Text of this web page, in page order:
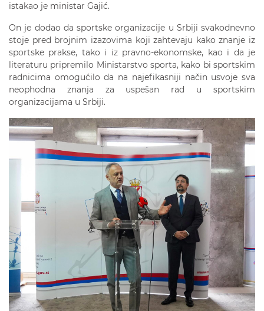
istakao je ministar Gajić.
On je dodao da sportske organizacije u Srbiji svakodnevno
stoje pred brojnim izazovima koji zahtevaju kako znanje iz
sportske prakse, tako i iz pravno-ekonomske, kao i da je
literaturu pripremilo Ministarstvo sporta, kako bi sportskim
radnicima omogućilo da na najefikasniji način usvoje sva
neophodna znanja za uspešan rad u sportskim
organizacijama u Srbiji.